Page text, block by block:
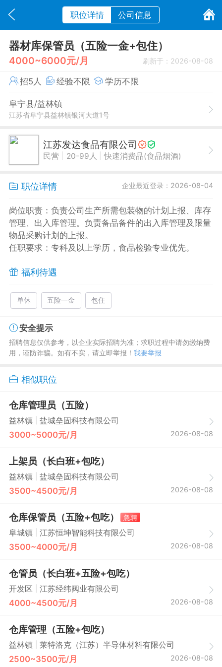
职位详情 公司信息
器材库保管员（五险一金+包住）
4000~6000元/月 刷新于：2026-08-08
招5人 经验不限 学历不限
阜宁县/益林镇
江苏省阜宁县益林镇银河大道1号
江苏发达食品有限公司
民营 20-99人 快速消费品(食品烟酒)
职位详情 企业最近登录：2026-08-04
岗位职责：负责公司生产所需包装物的计划上报、库存
管理、出入库管理。负责备品备件的出入库管理及限量
物品采购计划的上报。
任职要求：专科及以上学历，食品检验专业优先。
福利待遇
单休 五险一金 包住
安全提示
招聘信息仅供参考，以企业实际招聘为准；求职过程中请勿缴纳费
用，谨防诈骗。如有不实，请立即举报！ 我要举报
相似职位
仓库管理员（五险）
益林镇 盐城垒固科技有限公司
3000~5000元/月 2026-08-08
上架员（长白班+包吃）
益林镇 盐城垒固科技有限公司
3500~4500元/月 2026-08-08
仓库保管员（五险+包吃）
急聘
阜城镇
江苏恒坤智能科技有限公司
3500~4000元/月 2026-08-08
仓管员（长白班+五险+包吃）
开发区 江苏经纬阀业有限公司
4000~4500元/月 2026-08-08
仓库管理（五险+包吃）
益林镇 莱特洛克（江苏）半导体材料有限公司
2500~3500元/月 2026-08-08